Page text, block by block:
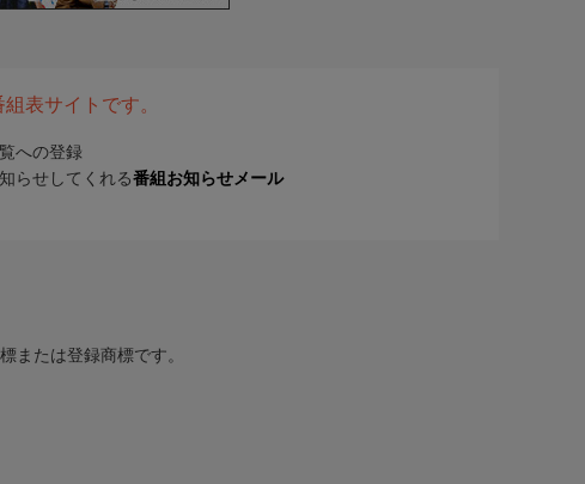
表サイトです。
への登録
らせしてくれる番組お知らせメール
または登録商標です。